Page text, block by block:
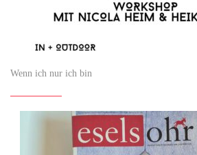
Wenn ich nur ich bin